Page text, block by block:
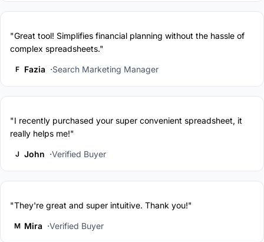
"Great tool! Simplifies financial planning without the hassle of
complex spreadsheets."
F Fazia Search Marketing Manager
"I recently purchased your super convenient spreadsheet, it
really helps me!"
J John Verified Buyer
"They're great and super intuitive. Thank you!"
M Mira Verified Buyer